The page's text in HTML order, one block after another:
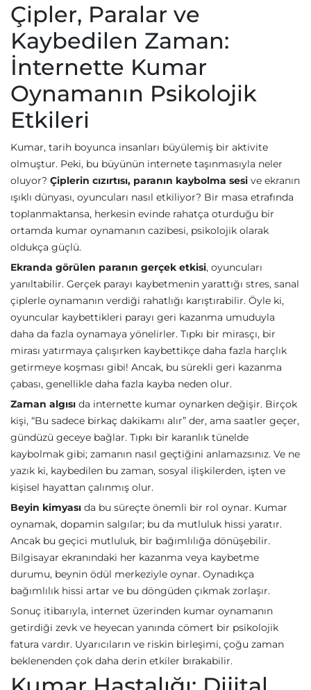
Çipler, Paralar ve
Kaybedilen Zaman:
İnternette Kumar
Oynamanın Psikolojik
Etkileri
Kumar, tarih boyunca insanları büyülemiş bir aktivite
olmuştur. Peki, bu büyünün internete taşınmasıyla neler
oluyor? Çiplerin cızırtısı, paranın kaybolma sesi ve ekranın
ışıklı dünyası, oyuncuları nasıl etkiliyor? Bir masa etrafında
toplanmaktansa, herkesin evinde rahatça oturduğu bir
ortamda kumar oynamanın cazibesi, psikolojik olarak
oldukça güçlü.
Ekranda görülen paranın gerçek etkisi, oyuncuları
yanıltabilir. Gerçek parayı kaybetmenin yarattığı stres, sanal
çiplerle oynamanın verdiği rahatlığı karıştırabilir. Öyle ki,
oyuncular kaybettikleri parayı geri kazanma umuduyla
daha da fazla oynamaya yönelirler. Tıpkı bir mirasçı, bir
mirası yatırmaya çalışırken kaybettikçe daha fazla harçlık
getirmeye koşması gibi! Ancak, bu sürekli geri kazanma
çabası, genellikle daha fazla kayba neden olur.
Zaman algısı da internette kumar oynarken değişir. Birçok
kişi, “Bu sadece birkaç dakikamı alır” der, ama saatler geçer,
gündüzü geceye bağlar. Tıpkı bir karanlık tünelde
kaybolmak gibi; zamanın nasıl geçtiğini anlamazsınız. Ve ne
yazık ki, kaybedilen bu zaman, sosyal ilişkilerden, işten ve
kişisel hayattan çalınmış olur.
Beyin kimyası da bu süreçte önemli bir rol oynar. Kumar
oynamak, dopamin salgılar; bu da mutluluk hissi yaratır.
Ancak bu geçici mutluluk, bir bağımlılığa dönüşebilir.
Bilgisayar ekranındaki her kazanma veya kaybetme
durumu, beynin ödül merkeziyle oynar. Oynadıkça
bağımlılık hissi artar ve bu döngüden çıkmak zorlaşır.
Sonuç itibarıyla, internet üzerinden kumar oynamanın
getirdiği zevk ve heyecan yanında cömert bir psikolojik
fatura vardır. Uyarıcıların ve riskin birleşimi, çoğu zaman
beklenenden çok daha derin etkiler bırakabilir.